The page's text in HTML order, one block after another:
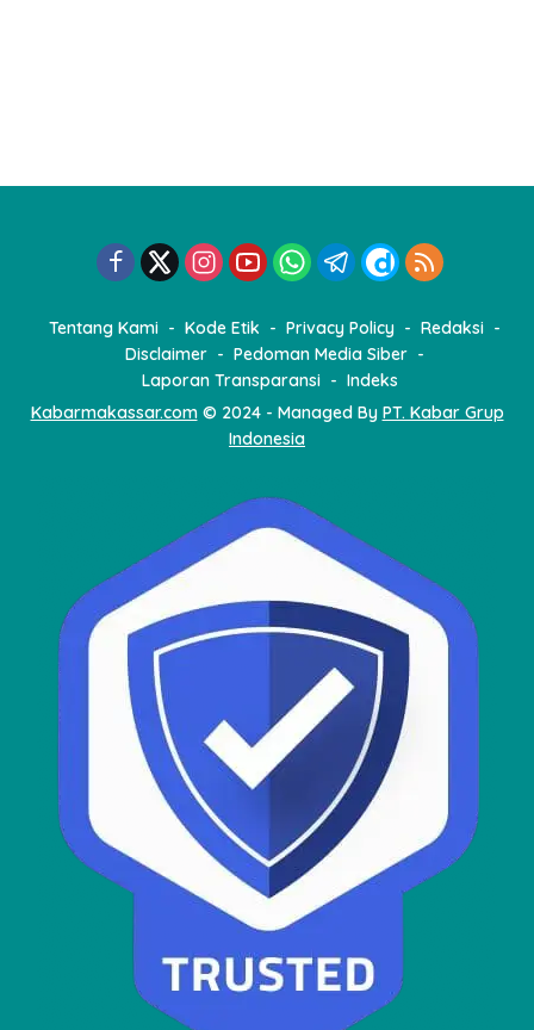
Tentang Kami Kode Etik Privacy Policy
Redaksi
Disclaimer
Pedoman Media Siber
Laporan Transparansi
Indeks
Kabarmakassar.com© 2024 - Managed By PT. Kabar Grup
Indonesia